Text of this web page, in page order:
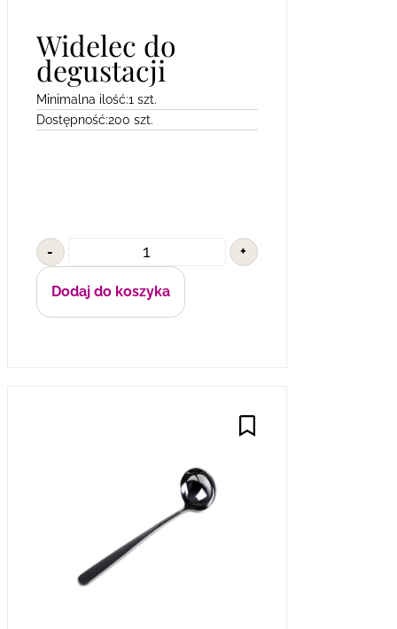
Widelec do
degustacji
Minimalna ilość:1 szt.
Dostępność:200 szt.
- +
Dodaj do koszyka